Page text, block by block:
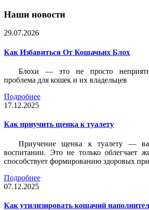
Наши новости
29.07.2026
Как Избавиться От Кошачьих Блох
Блохи — это не просто
проблема для кошек и их владельцев
Подробнее
17.12.2025
Как приучить щенка к туалету
Приучение щенка к туалету —
воспитании. Это не только облегчает
способствует формированию здоровых
Подробнее
07.12.2025
Как утилизировать кошачий